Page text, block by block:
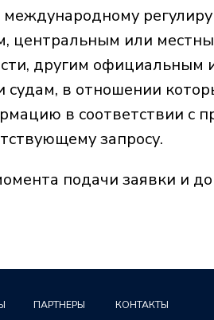
центральным или
другим официальным
судам, в отношении
в соответствии с
запросу.
подачи заявки и
и рекламных сообщений
ЗИМНИЙ BALTIC
КОНТАКТЫ